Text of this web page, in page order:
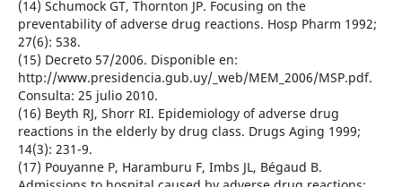
(14) Schumock GT, Thornton JP. Focusing on the
preventability of adverse drug reactions. Hosp Pharm 1992;
27(6): 538.
(15) Decreto 57/2006. Disponible en:
http://www.presidencia.gub.uy/_web/MEM_2006/MSP.pdf.
Consulta: 25 julio 2010.
(16) Beyth RJ, Shorr RI. Epidemiology of adverse drug
reactions in the elderly by drug class. Drugs Aging 1999;
14(3): 231-9.
(17) Pouyanne P, Haramburu F, Imbs JL, Bégaud B.